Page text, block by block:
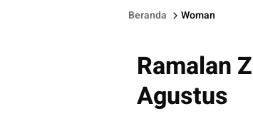
Beranda Woman
Ramalan
Agustus